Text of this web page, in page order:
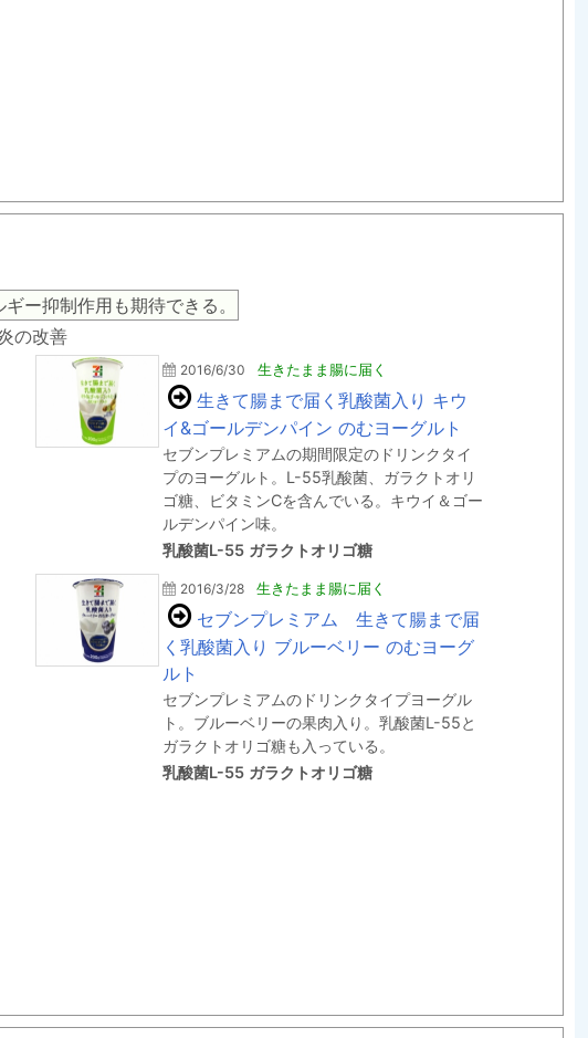
ー抑制作用も期待できる。
の改善
2016/6/30 生きたまま腸に届く
生きて腸まで届く乳酸菌入り キウ
イ&ゴールデンパイン のむヨーグルト
セブンプレミアムの期間限定のドリンクタイ
プのヨーグルト。L-55乳酸菌、ガラクトオリ
ゴ糖、ビタミンCを含んでいる。キウイ＆ゴー
ルデンパイン味。
乳酸菌L-55 ガラクトオリゴ糖
2016/3/28 生きたまま腸に届く
セブンプレミアム 生きて腸まで届
く乳酸菌入り ブルーベリー のむヨーグ
ルト
セブンプレミアムのドリンクタイプヨーグル
ト。ブルーベリーの果肉入り。乳酸菌L-55と
ガラクトオリゴ糖も入っている。
乳酸菌L-55 ガラクトオリゴ糖